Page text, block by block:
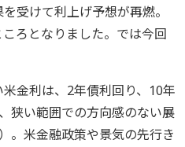
受けて利上げ予想が再燃。
ろとなりました。では今回
金利は、2年債利回り、10年
狭い範囲での方向感のない展
。米金融政策や景気の先行き